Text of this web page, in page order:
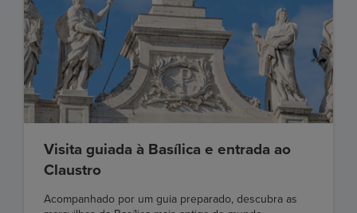
Visita guiada à Basílica e entrada ao
Claustro
Acompanhado por um guia preparado, descubra as